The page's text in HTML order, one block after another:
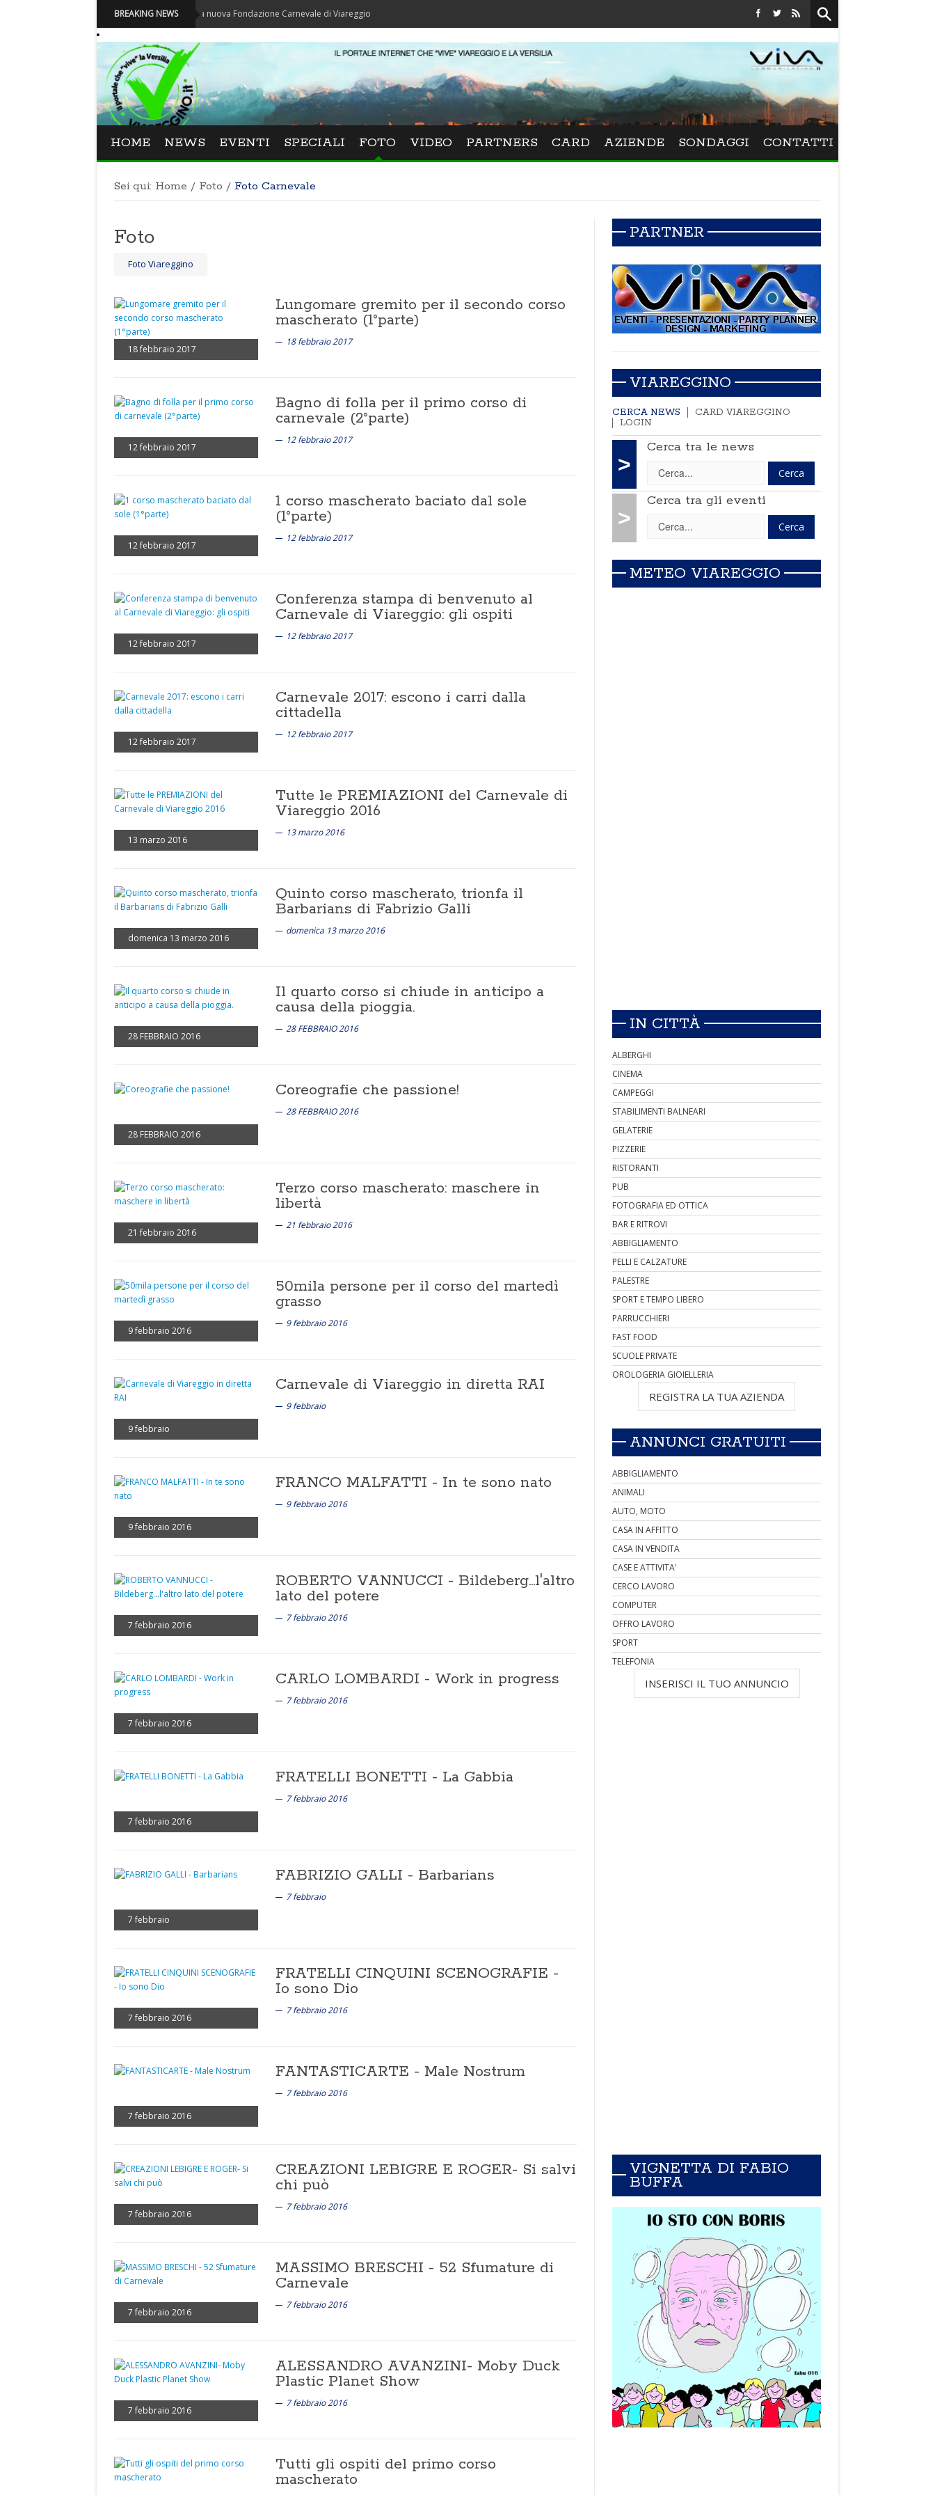
BREAKING NEWS
Carnevale - Nominata la nuova Fondazione Carnevale di Viareggio Festival La Versiliana - La direttrice lucchese Beatrice Venezi
HOME NEWS EVENTI SPECIALI FOTO VIDEO PARTNERS CARD AZIENDE SONDAGGI CONTATTI
Sei qui: Home / Foto / Foto Carnevale
Foto
Foto Viareggino
18 febbraio 2017
Lungomare gremito per il secondo corso
mascherato (1°parte)
18 febbraio 2017
12 febbraio 2017
Bagno di folla per il primo corso di
carnevale (2°parte)
12 febbraio 2017
12 febbraio 2017
1 corso mascherato baciato dal sole
(1°parte)
12 febbraio 2017
12 febbraio 2017
Conferenza stampa di benvenuto al
Carnevale di Viareggio: gli ospiti
12 febbraio 2017
12 febbraio 2017
Carnevale 2017: escono i carri dalla
cittadella
12 febbraio 2017
13 marzo 2016
Tutte le PREMIAZIONI del Carnevale di
Viareggio 2016
13 marzo 2016
domenica 13 marzo 2016
Quinto corso mascherato, trionfa il
Barbarians di Fabrizio Galli
domenica 13 marzo 2016
28 FEBBRAIO 2016
Il quarto corso si chiude in anticipo a
causa della pioggia.
28 FEBBRAIO 2016
28 FEBBRAIO 2016
Coreografie che passione!
28 FEBBRAIO 2016
21 febbraio 2016
Terzo corso mascherato: maschere in
libertà
21 febbraio 2016
9 febbraio 2016
50mila persone per il corso del martedì
grasso
9 febbraio 2016
9 febbraio
Carnevale di Viareggio in diretta RAI
9 febbraio
9 febbraio 2016
FRANCO MALFATTI - In te sono nato
9 febbraio 2016
7 febbraio 2016
ROBERTO VANNUCCI - Bildeberg...l'altro
lato del potere
7 febbraio 2016
7 febbraio 2016
CARLO LOMBARDI - Work in progress
7 febbraio 2016
7 febbraio 2016
FRATELLI BONETTI - La Gabbia
7 febbraio 2016
7 febbraio
FABRIZIO GALLI - Barbarians
7 febbraio
7 febbraio 2016
FRATELLI CINQUINI SCENOGRAFIE -
Io sono Dio
7 febbraio 2016
7 febbraio 2016
FANTASTICARTE - Male Nostrum
7 febbraio 2016
7 febbraio 2016
CREAZIONI LEBIGRE E ROGER- Si salvi
chi può
7 febbraio 2016
7 febbraio 2016
MASSIMO BRESCHI - 52 Sfumature di
Carnevale
7 febbraio 2016
7 febbraio 2016
ALESSANDRO AVANZINI- Moby Duck
Plastic Planet Show
7 febbraio 2016
Tutti gli ospiti del primo corso
mascherato
PARTNER
VIAREGGINO
CERCA NEWS
CARD VIAREGGINO
LOGIN
>
Cerca tra le news
>
Cerca tra gli eventi
METEO VIAREGGIO
IN CITTÀ
ALBERGHI
CINEMA
CAMPEGGI
STABILIMENTI BALNEARI
GELATERIE
PIZZERIE
RISTORANTI
PUB
FOTOGRAFIA ED OTTICA
BAR E RITROVI
ABBIGLIAMENTO
PELLI E CALZATURE
PALESTRE
SPORT E TEMPO LIBERO
PARRUCCHIERI
FAST FOOD
SCUOLE PRIVATE
OROLOGERIA GIOIELLERIA
REGISTRA LA TUA AZIENDA
ANNUNCI GRATUITI
ABBIGLIAMENTO
ANIMALI
AUTO, MOTO
CASA IN AFFITTO
CASA IN VENDITA
CASE E ATTIVITA'
CERCO LAVORO
COMPUTER
OFFRO LAVORO
SPORT
TELEFONIA
INSERISCI IL TUO ANNUNCIO
VIGNETTA DI FABIO
BUFFA